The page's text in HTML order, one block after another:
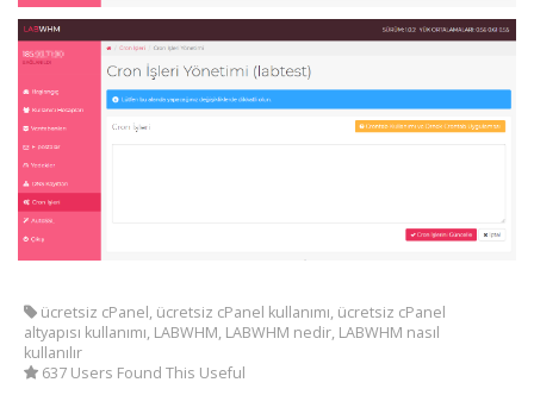
ücretsiz cPanel, ücretsiz cPanel kullanımı, ücretsiz cPanel
altyapısı kullanımı, LABWHM, LABWHM nedir, LABWHM nasıl
kullanılır
637 Users Found This Useful